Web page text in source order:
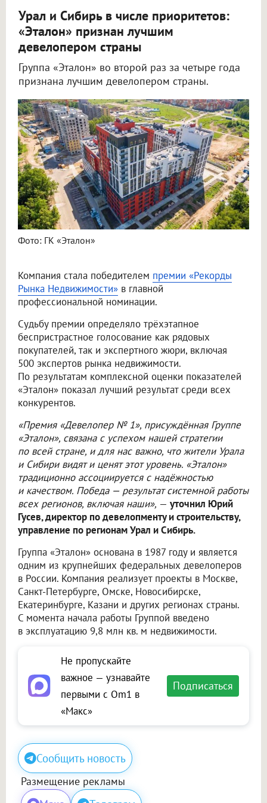
Урал и Сибирь в числе приоритетов:
«Эталон» признан лучшим
девелопером страны
Группа «Эталон» во второй раз за четыре года
признана лучшим девелопером страны.
Фото: ГК «Эталон»
Компания стала победителем премии «Рекорды
Рынка Недвижимости» в главной
профессиональной номинации.
Судьбу премии определяло трёхэтапное
беспристрастное голосование как рядовых
покупателей, так и экспертного жюри, включая
500 экспертов рынка недвижимости.
По результатам комплексной оценки показателей
«Эталон» показал лучший результат среди всех
конкурентов.
«Премия «Девелопер № 1», присуждённая Группе
«Эталон», связана с успехом нашей стратегии
по всей стране, и для нас важно, что жители Урала
и Сибири видят и ценят этот уровень. «Эталон»
традиционно ассоциируется с надёжностью
и качеством. Победа — результат системной работы
всех регионов, включая наши», — уточнил Юрий
Гусев, директор по девелопменту и строительству,
управление по регионам Урал и Сибирь.
Группа «Эталон» основана в 1987 году и является
одним из крупнейших федеральных девелоперов
в России. Компания реализует проекты в Москве,
Санкт-Петербурге, Омске, Новосибирске,
Екатеринбурге, Казани и других регионах страны.
С момента начала работы Группой введено
в эксплуатацию 9,8 млн кв. м недвижимости.
Не пропускайте
важное — узнавайте
первыми с Om1 в
«Макс»
Подписаться
Сообщить новость
Размещение рекламы